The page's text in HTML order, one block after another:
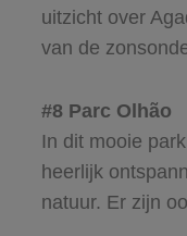
uitzicht over
van de
#8 Parc Olhão
In dit mooie
heerlijk
natuur. Er zijn